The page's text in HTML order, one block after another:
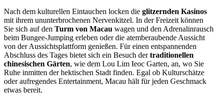
Nach dem kulturellen Eintauchen locken die glitzernden Kasinos
mit ihrem ununterbrochenen Nervenkitzel. In der Freizeit können
Sie sich auf den Turm von Macau wagen und den Adrenalinrausch
beim Bungee-Jumping erleben oder die atemberaubende Aussicht
von der Aussichtsplattform genießen. Für einen entspannenden
Abschluss des Tages bietet sich ein Besuch dertraditionellen
chinesischen Gärten, wie dem Lou Lim Ieoc Garten, an, wo Sie
Ruhe inmitten der hektischen Stadt finden. Egal ob Kulturschätze
oder aufregendes Entertainment, Macau hält für jeden Geschmack
etwas bereit.